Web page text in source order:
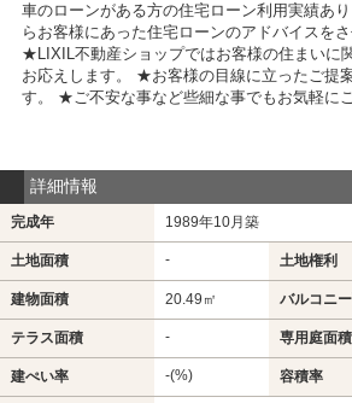
車のローンがある方の住宅ローン利用実績あ
らお客様にあった住宅ローンのアドバイスをさ
★LIXIL不動産ショップではお客様の住まいに
お応えします。 ★お客様の目線に立ったご提
す。 ★ご不安な事など些細な事でもお気軽にご
詳細情報
完成年 1989年10月築
土地面積 - 土地権利
建物面積 20.49㎡ バルコニ
テラス面積 - 専用庭面積
建ぺい率 -(%) 容積率